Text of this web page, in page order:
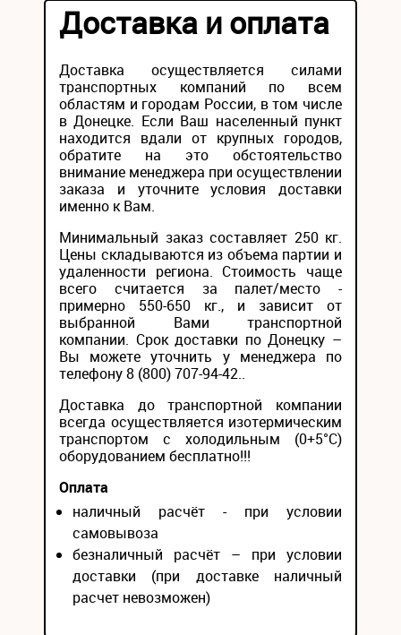
Доставка и оплата
Доставка осуществляется силами
транспортных компаний по всем
областям и городам России, в том числе
в Донецке. Если Ваш населенный пункт
находится вдали от крупных городов,
обратите на это обстоятельство
внимание менеджера при осуществлении
заказа и уточните условия доставки
именно к Вам.
Минимальный заказ составляет 250 кг.
Цены складываются из объема партии и
удаленности региона. Стоимость чаще
всего считается за палет/место -
примерно 550-650 кг., и зависит от
выбранной Вами транспортной
компании. Срок доставки по Донецку –
Вы можете уточнить у менеджера по
телефону 8 (800) 707-94-42..
Доставка до транспортной компании
всегда осуществляется изотермическим
транспортом с холодильным (0+5°С)
оборудованием бесплатно!!!
Оплата
наличный расчёт - при условии
самовывоза
безналичный расчёт – при условии
доставки (при доставке наличный
расчет невозможен)